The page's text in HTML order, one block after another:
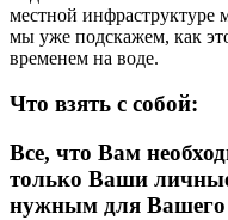
местной инфраструктуре
мы уже подскажем, как
временем на воде.
Что взять с собой:
Все, что Вам
только Ваши
нужным для Вашего